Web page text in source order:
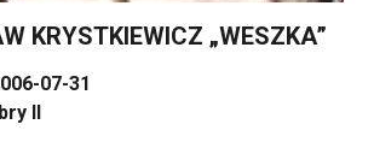
KRYSTKIEWICZ „WESZKA”
07-31
II